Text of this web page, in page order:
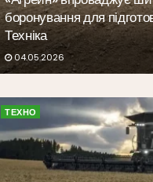
боронування для
Техніка
04.05.2026
ТЕХНО